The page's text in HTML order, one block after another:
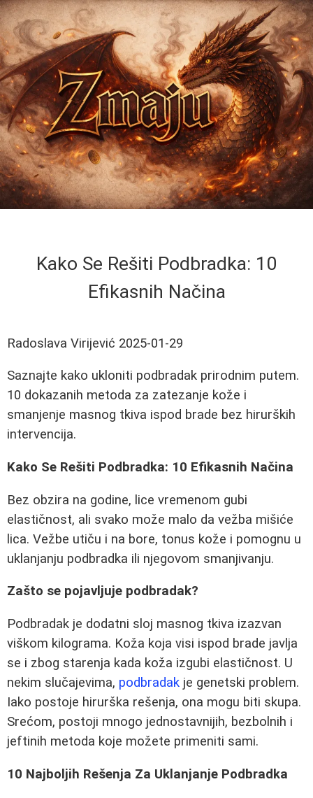
Kako Se Rešiti Podbradka: 10
Efikasnih Načina
Radoslava Virijević 2025-01-29
Saznajte kako ukloniti podbradak prirodnim putem.
10 dokazanih metoda za zatezanje kože i
smanjenje masnog tkiva ispod brade bez hirurških
intervencija.
Kako Se Rešiti Podbradka: 10 Efikasnih Načina
Bez obzira na godine, lice vremenom gubi
elastičnost, ali svako može malo da vežba mišiće
lica. Vežbe utiču i na bore, tonus kože i pomognu u
uklanjanju podbradka ili njegovom smanjivanju.
Zašto se pojavljuje podbradak?
Podbradak je dodatni sloj masnog tkiva izazvan
viškom kilograma. Koža koja visi ispod brade javlja
se i zbog starenja kada koža izgubi elastičnost. U
nekim slučajevima, podbradak je genetski problem.
Iako postoje hirurška rešenja, ona mogu biti skupa.
Srećom, postoji mnogo jednostavnijih, bezbolnih i
jeftinih metoda koje možete primeniti sami.
10 Najboljih Rešenja Za Uklanjanje Podbradka